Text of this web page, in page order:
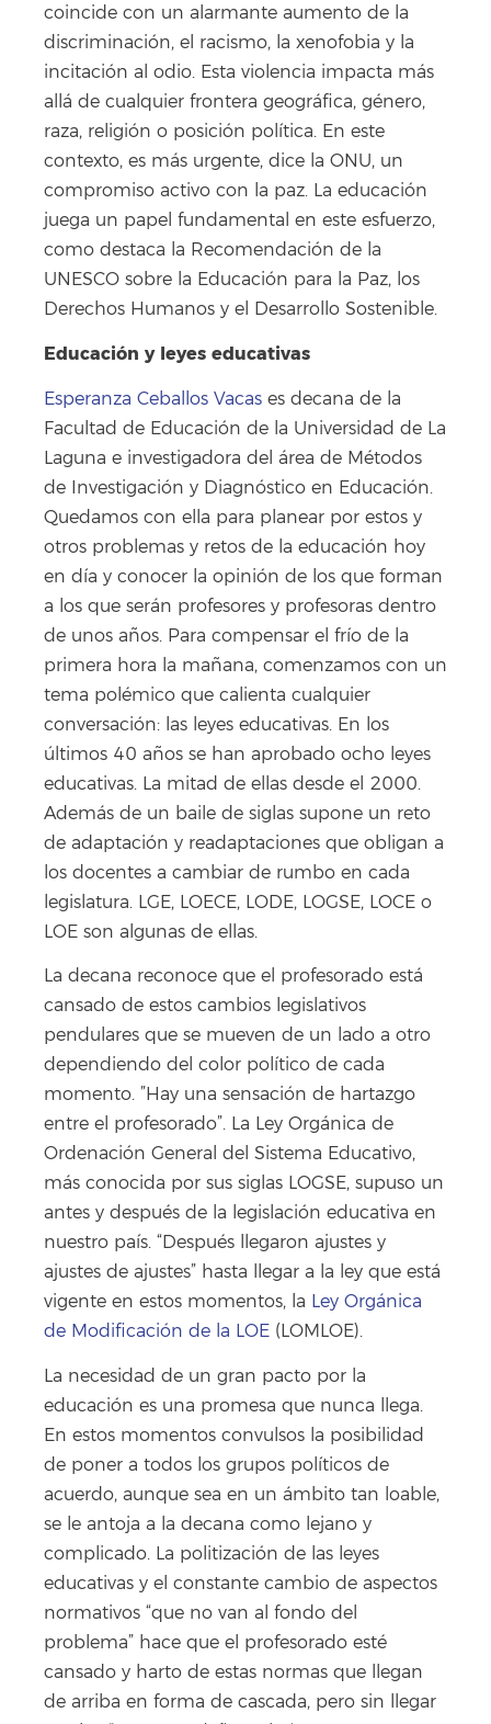
coincide con un alarmante aumento de la
discriminación, el racismo, la xenofobia y la
incitación al odio. Esta violencia impacta más
allá de cualquier frontera geográfica, género,
raza, religión o posición política. En este
contexto, es más urgente, dice la ONU, un
compromiso activo con la paz. La educación
juega un papel fundamental en este esfuerzo,
como destaca la Recomendación de la
UNESCO sobre la Educación para la Paz, los
Derechos Humanos y el Desarrollo Sostenible.
Educación y leyes educativas
Esperanza Ceballos Vacas es decana de la
Facultad de Educación de la Universidad de La
Laguna e investigadora del área de Métodos
de Investigación y Diagnóstico en Educación.
Quedamos con ella para planear por estos y
otros problemas y retos de la educación hoy
en día y conocer la opinión de los que forman
a los que serán profesores y profesoras dentro
de unos años. Para compensar el frío de la
primera hora la mañana, comenzamos con un
tema polémico que calienta cualquier
conversación: las leyes educativas. En los
últimos 40 años se han aprobado ocho leyes
educativas. La mitad de ellas desde el 2000.
Además de un baile de siglas supone un reto
de adaptación y readaptaciones que obligan a
los docentes a cambiar de rumbo en cada
legislatura. LGE, LOECE, LODE, LOGSE, LOCE o
LOE son algunas de ellas.
La decana reconoce que el profesorado está
cansado de estos cambios legislativos
pendulares que se mueven de un lado a otro
dependiendo del color político de cada
momento. ”Hay una sensación de hartazgo
entre el profesorado”. La Ley Orgánica de
Ordenación General del Sistema Educativo,
más conocida por sus siglas LOGSE, supuso un
antes y después de la legislación educativa en
nuestro país. “Después llegaron ajustes y
ajustes de ajustes” hasta llegar a la ley que está
vigente en estos momentos, la Ley Orgánica
de Modificación de la LOE (LOMLOE).
La necesidad de un gran pacto por la
educación es una promesa que nunca llega.
En estos momentos convulsos la posibilidad
de poner a todos los grupos políticos de
acuerdo, aunque sea en un ámbito tan loable,
se le antoja a la decana como lejano y
complicado. La politización de las leyes
educativas y el constante cambio de aspectos
normativos “que no van al fondo del
problema” hace que el profesorado esté
cansado y harto de estas normas que llegan
de arriba en forma de cascada, pero sin llegar